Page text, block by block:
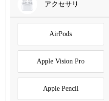
アクセサリ
AirPods
Apple Vision Pro
Apple Pencil